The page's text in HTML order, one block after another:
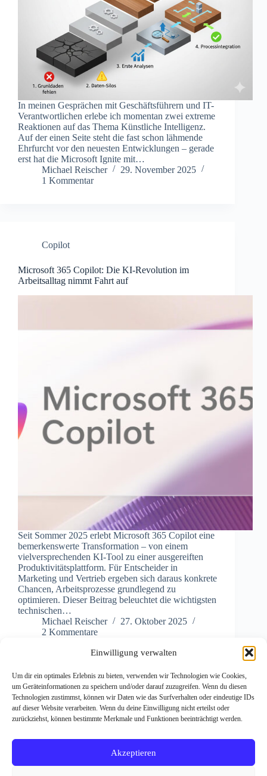
Einwilligung verwalten
Um dir ein optimales Erlebnis zu bieten, verwenden wir Technologien wie Cookies,
um Geräteinformationen zu speichern und/oder darauf zuzugreifen. Wenn du diesen
Technologien zustimmst, können wir Daten wie das Surfverhalten oder eindeutige IDs
auf dieser Website verarbeiten. Wenn du deine Einwilligung nicht erteilst oder
zurückziehst, können bestimmte Merkmale und Funktionen beeinträchtigt werden.
Akzeptieren
In meinen Gesprächen mit Geschäftsführern und IT-
Verantwortlichen erlebe ich momentan zwei extreme
Reaktionen auf das Thema Künstliche Intelligenz.
Auf der einen Seite steht die fast schon lähmende
Ehrfurcht vor den neuesten Entwicklungen – gerade
erst hat die Microsoft Ignite mit…
Michael Reischer
29. November 2025
1 Kommentar
Copilot
Microsoft 365 Copilot: Die KI-Revolution im
Arbeitsalltag nimmt Fahrt auf
Seit Sommer 2025 erlebt Microsoft 365 Copilot eine
bemerkenswerte Transformation – von einem
vielversprechenden KI-Tool zu einer ausgereiften
Produktivitätsplattform. Für Entscheider in
Marketing und Vertrieb ergeben sich daraus konkrete
Chancen, Arbeitsprozesse grundlegend zu
optimieren. Dieser Beitrag beleuchtet die wichtigsten
technischen…
Michael Reischer
27. Oktober 2025
2 Kommentare
microsoft copilot beratung
microsoft 365 copilot berater
ki readiness check